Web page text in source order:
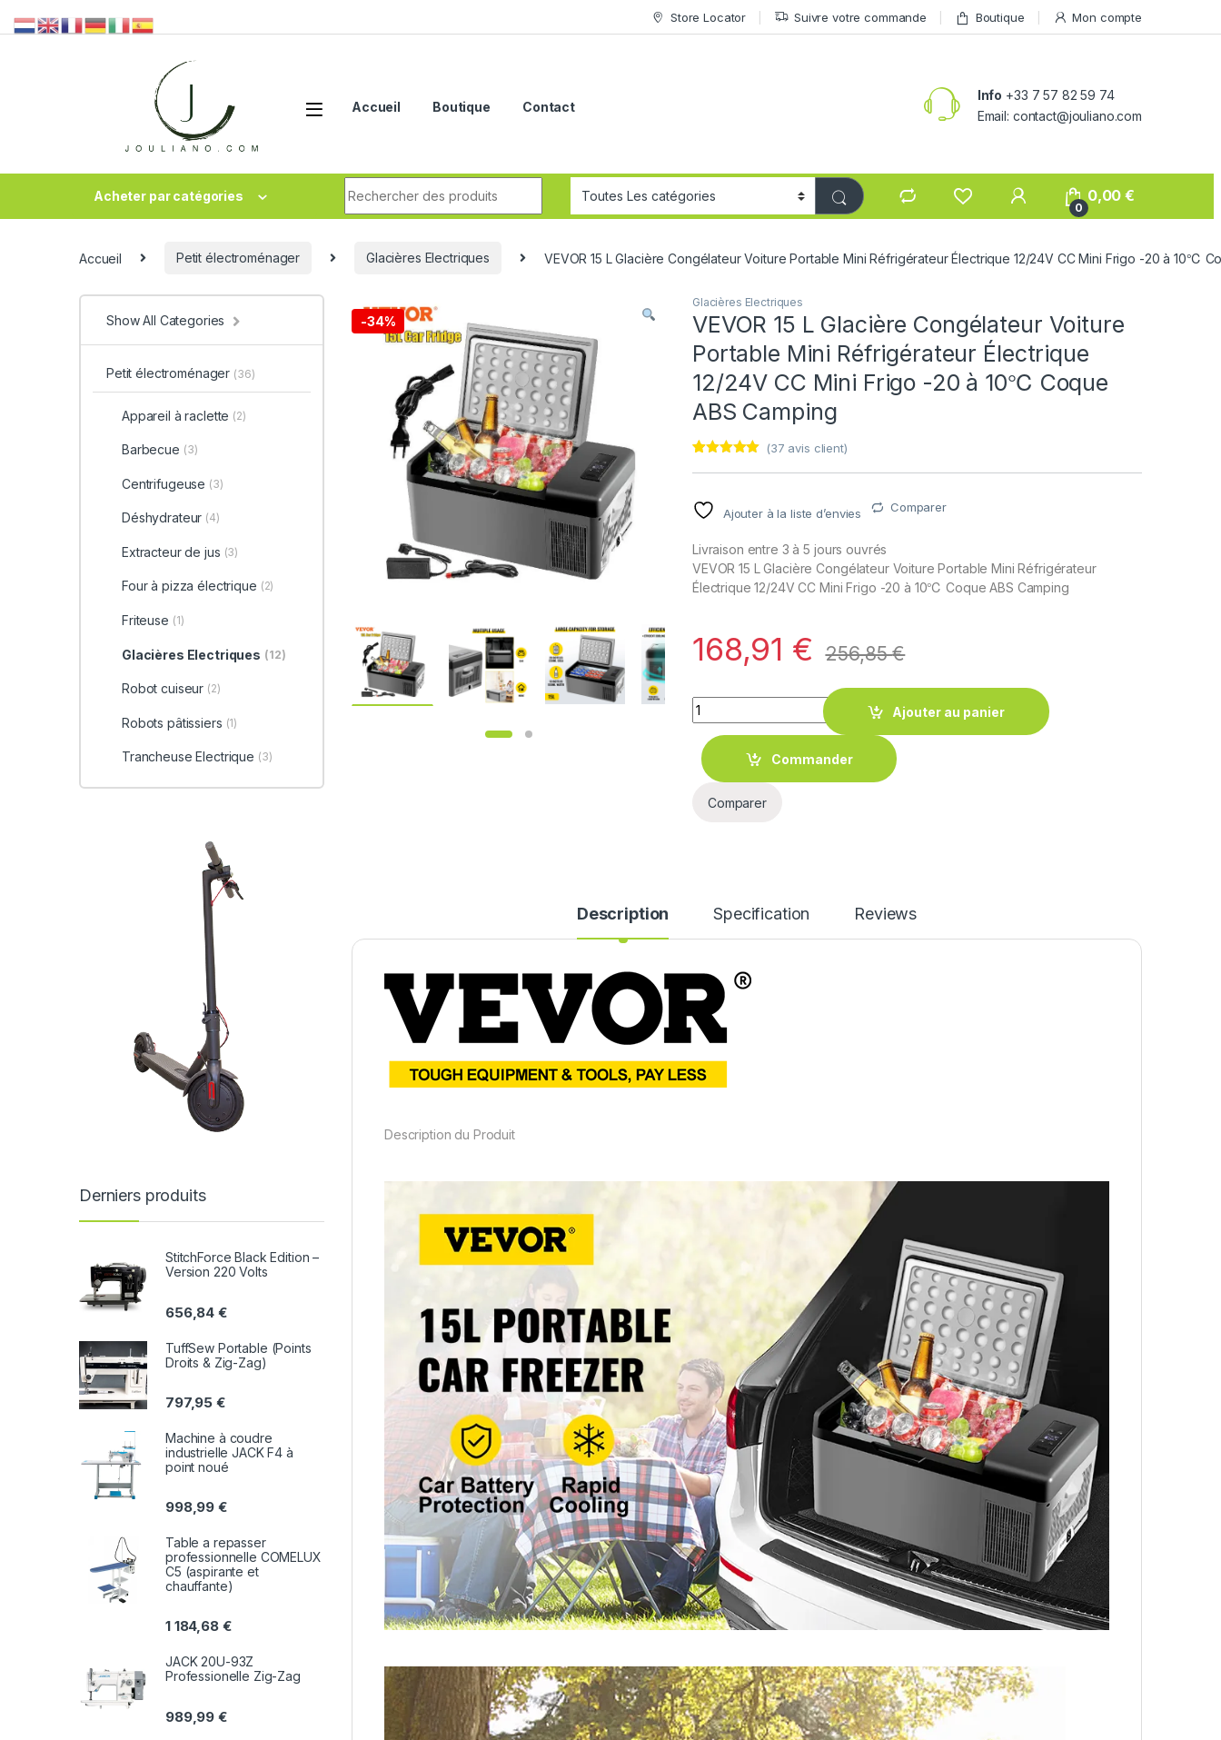
Store Locator Suivre votre commande Boutique Mon compte
Accueil Boutique Contact
Info +33 7 57 82 59 74
Email: contact@jouliano.com
Acheter par catégories
0
0,00€
Accueil Petit électroménager Glacières Electriques VEVOR 15 L Glacière Congélateur Voiture Portable Mini Réfrigérateur Électrique 12/24V CC Mini Frigo -20 à 10℃
-34%
Glacières Electriques
VEVOR 15 L Glacière Congélateur Voiture
Portable Mini Réfrigérateur Électrique
12/24V CC Mini Frigo -20 à 10℃ Coque
ABS Camping
notations
client
(37 avis client)
Ajouter à la liste d’envies Comparer
Livraison entre 3 à 5 jours ouvrés
VEVOR 15 L Glacière Congélateur Voiture Portable Mini Réfrigérateur
Électrique 12/24V CC Mini Frigo -20 à 10℃ Coque ABS Camping
168,91 € 256,85€
Quantity
Ajouter au panier
Commander
Comparer
Description Specification Reviews
Description du Produit
Show All Categories
Petit électroménager (36)
Appareil à raclette (2)
Barbecue (3)
Centrifugeuse (3)
Déshydrateur (4)
Extracteur de jus (3)
Four à pizza électrique (2)
Friteuse (1)
Glacières Electriques (12)
Robot cuiseur (2)
Robots pâtissiers (1)
Trancheuse Electrique (3)
Derniers produits
StitchForce Black Edition –
Version 220 Volts
656,84€
TuffSew Portable (Points
Droits & Zig-Zag)
797,95€
Machine à coudre
industrielle JACK F4 à
point noué
998,99€
Table a repasser
professionnelle COMELUX
C5 (aspirante et
chauffante)
1 184,68 €
JACK 20U-93Z
Professionelle Zig-Zag
989,99€